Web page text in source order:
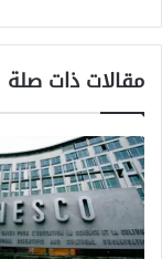
مقالات ذات صلة